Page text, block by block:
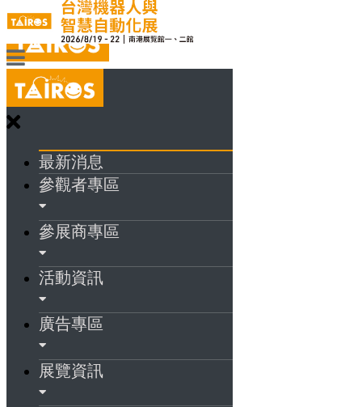
最新消息
參觀者專區
參展商專區
活動資訊
廣告專區
展覽資訊